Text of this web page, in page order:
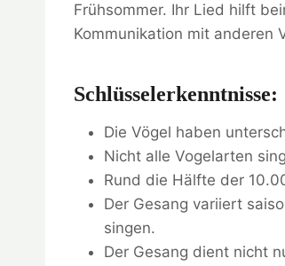
Frühsommer. Ihr Lied hilft
Kommunikation mit anderen
Schlüsselerkenntnisse:
Die Vögel haben
Nicht alle Vogelarten
Rund die Hälfte der
Der Gesang variiert
singen.
Der Gesang dient nicht